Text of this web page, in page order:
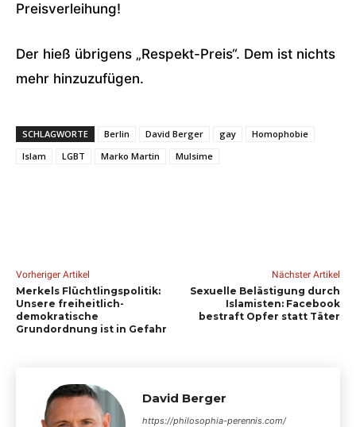
Preisverleihung!
Der hieß übrigens „Respekt-Preis“. Dem ist nichts
mehr hinzuzufügen.
SCHLAGWORTE Berlin David Berger gay
Homophobie
Islam
LGBT Marko Martin Mulsime
Vorheriger Artikel
Merkels Flüchtlingspolitik:
Unsere freiheitlich-
demokratische
Grundordnung ist in Gefahr
Nächster Artikel
Sexuelle Belästigung durch
Islamisten: Facebook
bestraft Opfer statt Täter
David Berger
https://philosophia-perennis.com/